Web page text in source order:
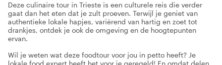
Deze culinaire tour in Trieste is een culturele reis die verder
gaat dan het eten dat je zult proeven. Terwijl je geniet van
authentieke lokale hapjes, variërend van hartig en zoet tot
drankjes, ontdek je ook de omgeving en de hoogtepunten
ervan.
Wil je weten wat deze foodtour voor jou in petto heeft? Je
lokale food expert heeft het voor je geregeld! En omdat delen